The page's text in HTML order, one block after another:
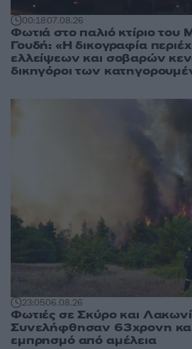
00:1807.08.26
Φωτιά στο παλιό κτίριο του
Γουδή: «Η δικογραφία
ελλείψεων και σοβαρών
δικηγόροι των
23:0506.08.26
Φωτιές σε Σκύρο και
Συνελήφθησαν 63χρονη
εμπρησμό από αμέλεια